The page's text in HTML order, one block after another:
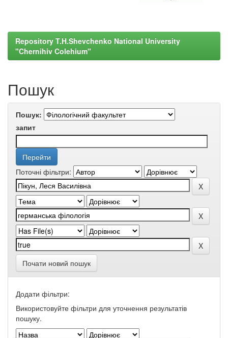
Repository T.H.Shevchenko National University
"Chernihiv Colehium"
Пошук
Пошук:
запит
Поточні фільтри:
Почати новий пошук
Додати фільтри:
Використовуйте фільтри для уточнення результатів
пошуку.